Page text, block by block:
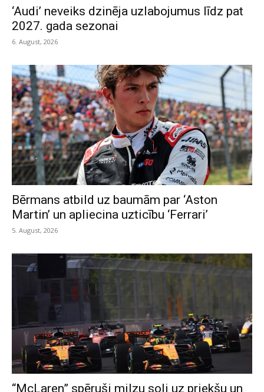
‘Audi’ neveiks dzinēja uzlabojumus līdz pat
2027. gada sezonai
6. August, 2026
Bērmans atbild uz baumām par ‘Aston
Martin’ un apliecina uzticību ‘Ferrari’
5. August, 2026
“McLaren” spēruši milzu soli uz priekšu un